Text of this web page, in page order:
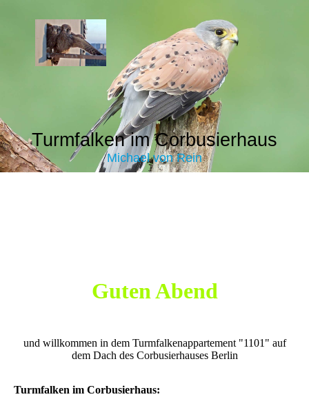
Turmfalken im Corbusierhaus
Michael von Rein
und willkommen in dem Turmfalkenappartement "1101" auf
dem Dach des Corbusierhauses Berlin
Turmfalken im Corbusierhaus: